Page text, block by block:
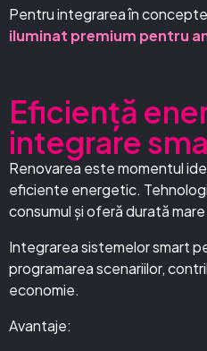
Pentru integrarea în
iluminat premium pentru
Eficiență
integrare
Renovarea este momentul
eficiente energetic.
consumul și oferă durată
Integrarea sistemelor smart
programarea scenariilor,
economie.
Avantaje: